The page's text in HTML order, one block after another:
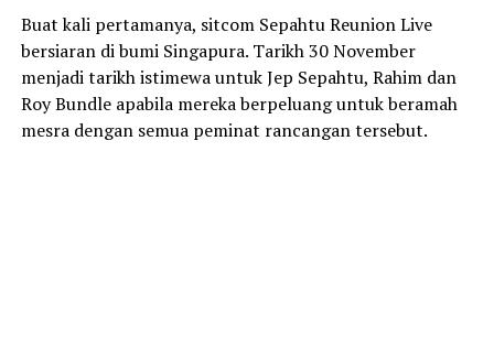
Buat kali pertamanya, sitcom Sepahtu Reunion Live
bersiaran di bumi Singapura. Tarikh 30 November
menjadi tarikh istimewa untuk Jep Sepahtu, Rahim dan
Roy Bundle apabila mereka berpeluang untuk beramah
mesra dengan semua peminat rancangan tersebut.